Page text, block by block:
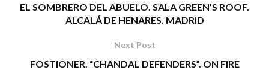
EL SOMBRERO DEL ABUELO. SALA GREEN’S ROOF.
ALCALÁ DE HENARES. MADRID
Next Post
FOSTIONER. “CHANDAL DEFENDERS”. ON FIRE